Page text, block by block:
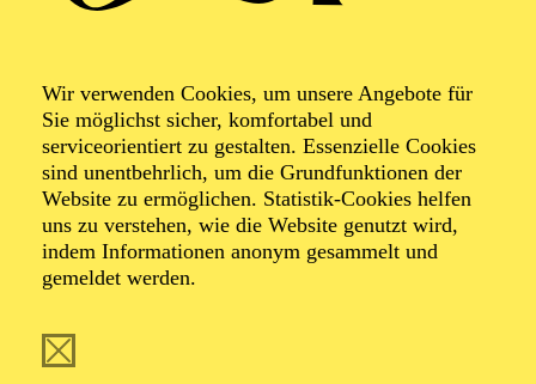
Wir verwenden Cookies, um unsere Angebote für
Sie möglichst sicher, komfortabel und
serviceorientiert zu gestalten. Essenzielle Cookies
sind unentbehrlich, um die Grundfunktionen der
Website zu ermöglichen. Statistik-Cookies helfen
uns zu verstehen, wie die Website genutzt wird,
indem Informationen anonym gesammelt und
gemeldet werden.
Veranstalter: Theater-, Konzert- u. Gastspieldirektion OTTO
HOFNER GMBH
TICKETS
55,20 52,70€
Die Veranstaltung ist vom Angebot der TUPcard ausgeschlossen.
Samstag